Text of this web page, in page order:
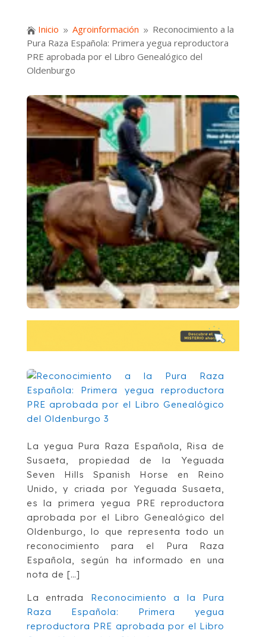
 Inicio 9 Agroinformación 9 Reconocimiento a la
Pura Raza Española: Primera yegua reproductora
PRE aprobada por el Libro Genealógico del
Oldenburgo
La yegua Pura Raza Española, Risa de
Susaeta, propiedad de la Yeguada
Seven Hills Spanish Horse en Reino
Unido, y criada por Yeguada Susaeta,
es la primera yegua PRE reproductora
aprobada por el Libro Genealógico del
Oldenburgo, lo que representa todo un
reconocimiento para el Pura Raza
Española, según ha informado en una
nota de […]
La entrada Reconocimiento a la Pura
Raza Española: Primera yegua
reproductora PRE aprobada por el Libro